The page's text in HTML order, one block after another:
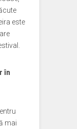
este
în
mai